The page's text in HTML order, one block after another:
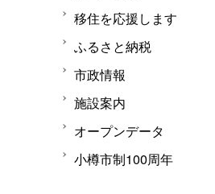
移住を応援します
ふるさと納税
市政情報
施設案内
オープンデータ
小樽市制100周年